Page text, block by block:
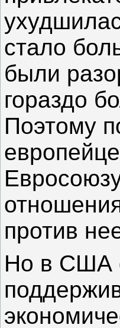
стало
были
гораздо
Поэтому
против
Но в США